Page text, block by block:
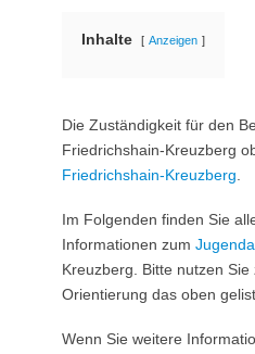
Inhalte Anzeigen
Die Zuständigkeit für den
Friedrichshain-Kreuzberg
Friedrichshain-Kreuzberg.
Im Folgenden finden Sie
Informationen zum
Kreuzberg. Bitte nutzen Sie
Orientierung das oben
Wenn Sie weitere